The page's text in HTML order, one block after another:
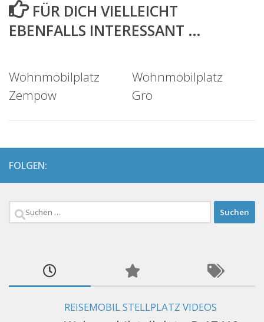
FÜR DICH VIELLEICHT
EBENFALLS INTERESSANT …
Wohnmobilplatz
Zempow
Wohnmobilplatz
Gro
FOLGEN:
Suchen
REISEMOBIL STELLPLATZ VIDEOS